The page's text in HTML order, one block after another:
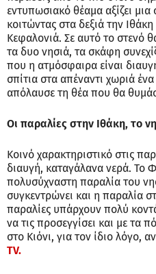
εντυπωσιακό θέαμα αξίζει
κοιτώντας στα δεξιά την
Κεφαλονιά. Σε αυτό το στενό
τα δυο νησιά, τα σκάφη
που η ατμόσφαιρα είναι
σπίτια στα απέναντι χωριά
απόλαυσε τη θέα που θα
Οι παραλίες στην Ιθάκη, το
Κοινό χαρακτηριστικό στις
διαυγή, καταγάλανα νερά. Το
πολυσύχναστη παραλία του
συγκεντρώνει και η παραλία
παραλίες υπάρχουν πολύ
να τις προσεγγίσει και με τα
στο Κιόνι, για τον ίδιο λόγο,
TV.